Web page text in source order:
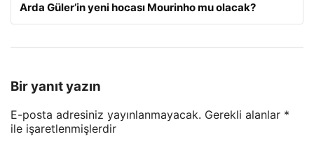
Arda Güler’in yeni hocası Mourinho mu olacak?
Bir yanıt yazın
E-posta adresiniz yayınlanmayacak. Gerekli alanlar *
ile işaretlenmişlerdir